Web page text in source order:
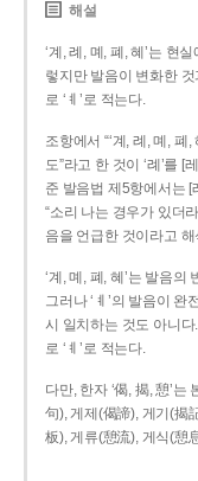
해설
‘계, 례, 몌, 폐, 혜’는 현
렇지만 발음이 변화한 것
로 ‘ㅖ’로 적는다.
조항에서 “‘계, 례, 몌, 폐,
도”라고 한 것이 ‘례’를
준 발음법 제5항에서는
“소리 나는 경우가 있더
음을 언급한 것이라고
‘계, 몌, 폐, 혜’는 발음의
그러나 ‘ㅖ’의 발음이
시 일치하는 것도 아니다
로 ‘ㅖ’로 적는다.
다만, 한자 ‘偈, 揭, 憩’는
句), 게제(偈諦), 게기(揭
板), 게류(憩流), 게식(憩